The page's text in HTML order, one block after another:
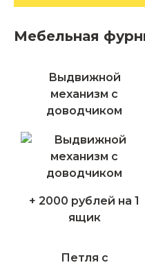
Мебельная
Выдвижной
механизм с
доводчиком
+ 2000 рублей на 1
ящик
Петля с